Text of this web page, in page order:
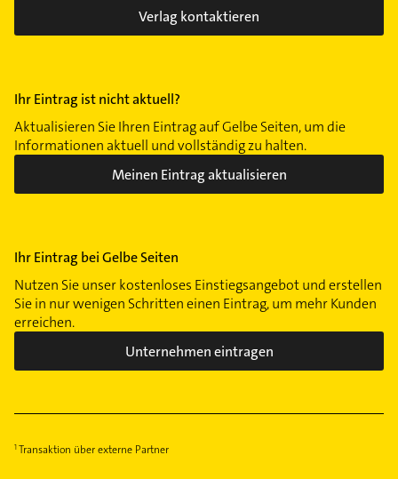
Verlag kontaktieren
Ihr Eintrag ist nicht aktuell?
Aktualisieren Sie Ihren Eintrag auf Gelbe Seiten, um die
Informationen aktuell und vollständig zu halten.
Meinen Eintrag aktualisieren
Ihr Eintrag bei Gelbe Seiten
Nutzen Sie unser kostenloses Einstiegsangebot und erstellen
Sie in nur wenigen Schritten einen Eintrag, um mehr Kunden
erreichen.
Unternehmen eintragen
Transaktion über externe Partner